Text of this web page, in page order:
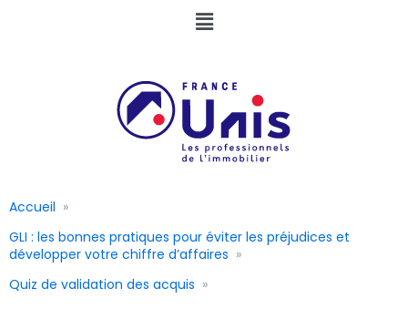
Accueil
GLI : les bonnes pratiques pour éviter les préjudices et
développer votre chiffre d’affaires
Quiz de validation des acquis